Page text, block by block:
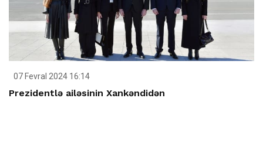
07 Fevral 2024 16:14
Prezidentlə ailəsinin Xankəndidən